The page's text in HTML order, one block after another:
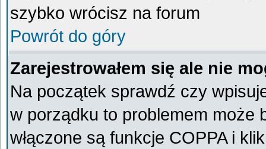
szybko wrócisz na forum
Powrót do góry
Zarejestrowałem się ale nie
Na początek sprawdź czy
w porządku to problemem może
włączone są funkcje COPPA i